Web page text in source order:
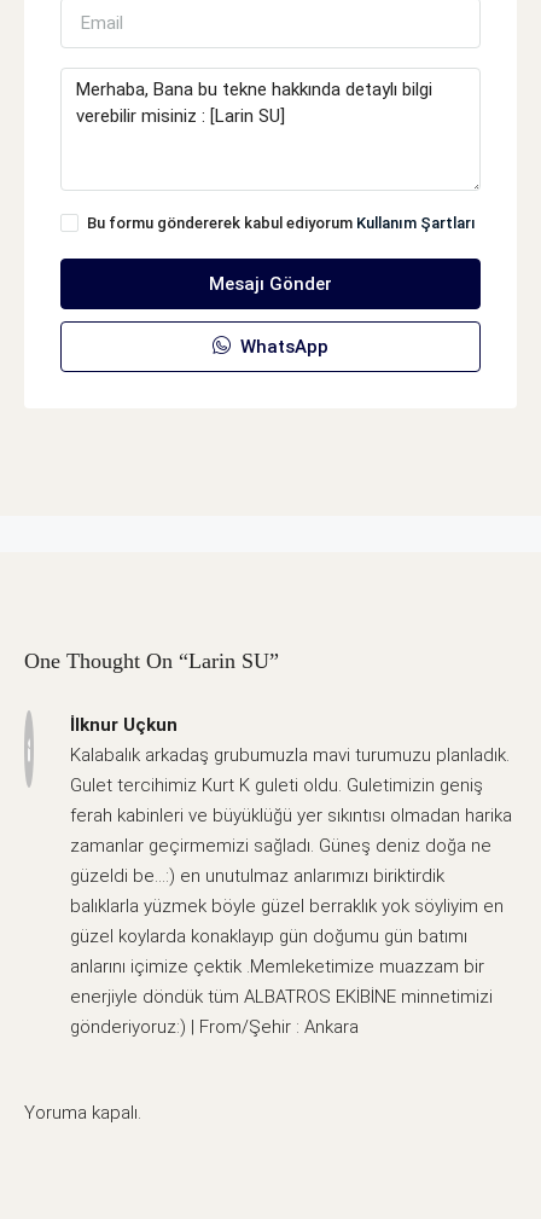
Bu formu göndererek kabul ediyorum Kullanım Şartları
Mesajı Gönder
WhatsApp
One Thought On “Larin SU”
İlknur Uçkun
Kalabalık arkadaş grubumuzla mavi turumuzu planladık.
Gulet tercihimiz Kurt K guleti oldu. Guletimizin geniş
ferah kabinleri ve büyüklüğü yer sıkıntısı olmadan harika
zamanlar geçirmemizi sağladı. Güneş deniz doğa ne
güzeldi be…:) en unutulmaz anlarımızı biriktirdik
balıklarla yüzmek böyle güzel berraklık yok söyliyim en
güzel koylarda konaklayıp gün doğumu gün batımı
anlarını içimize çektik .Memleketimize muazzam bir
enerjiyle döndük tüm ALBATROS EKİBİNE minnetimizi
gönderiyoruz:) | From/Şehir : Ankara
Yoruma kapalı.